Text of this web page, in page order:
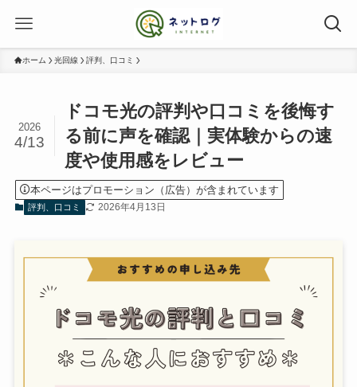
ホーム 光回線 評判、口コミ
ドコモ光の評判や口コミを後悔す
る前に声を確認｜実体験からの速
度や使用感をレビュー
2026
4/13
本ページはプロモーション（広告）が含まれています
評判、口コミ 2026年4月13日